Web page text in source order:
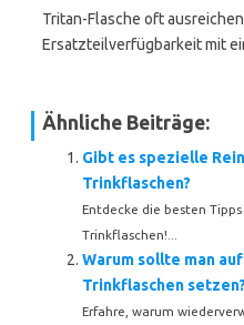
Tritan-Flasche oft
Ersatzteilverfügbarkeit mit
Ähnliche Beiträge:
Gibt es spezielle
Trinkflaschen?
Entdecke die besten
Trinkflaschen!...
Warum sollte man
Trinkflaschen setzen?
Erfahre, warum